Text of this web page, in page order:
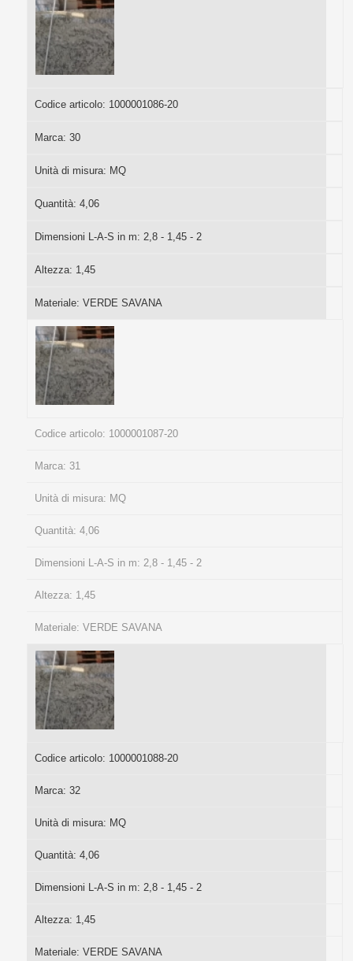
Codice articolo: 1000001086-20
Marca: 30
Unità di misura: MQ
Quantità: 4,06
Dimensioni L-A-S in m: 2,8 - 1,45 - 2
Altezza: 1,45
Materiale: VERDE SAVANA
Codice articolo: 1000001087-20
Marca: 31
Unità di misura: MQ
Quantità: 4,06
Dimensioni L-A-S in m: 2,8 - 1,45 - 2
Altezza: 1,45
Materiale: VERDE SAVANA
Codice articolo: 1000001088-20
Marca: 32
Unità di misura: MQ
Quantità: 4,06
Dimensioni L-A-S in m: 2,8 - 1,45 - 2
Altezza: 1,45
Materiale: VERDE SAVANA